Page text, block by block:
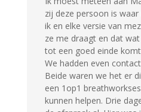
zij deze persoon is
ik en elke versie van
ze me draagt en dat
tot een goed einde
We hadden even
Beide waren we het er
een 1op1
kunnen helpen. Drie